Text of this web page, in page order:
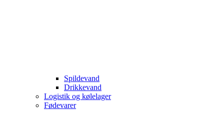
Spildevand
Drikkevand
Logistik og kølelager
Fødevarer